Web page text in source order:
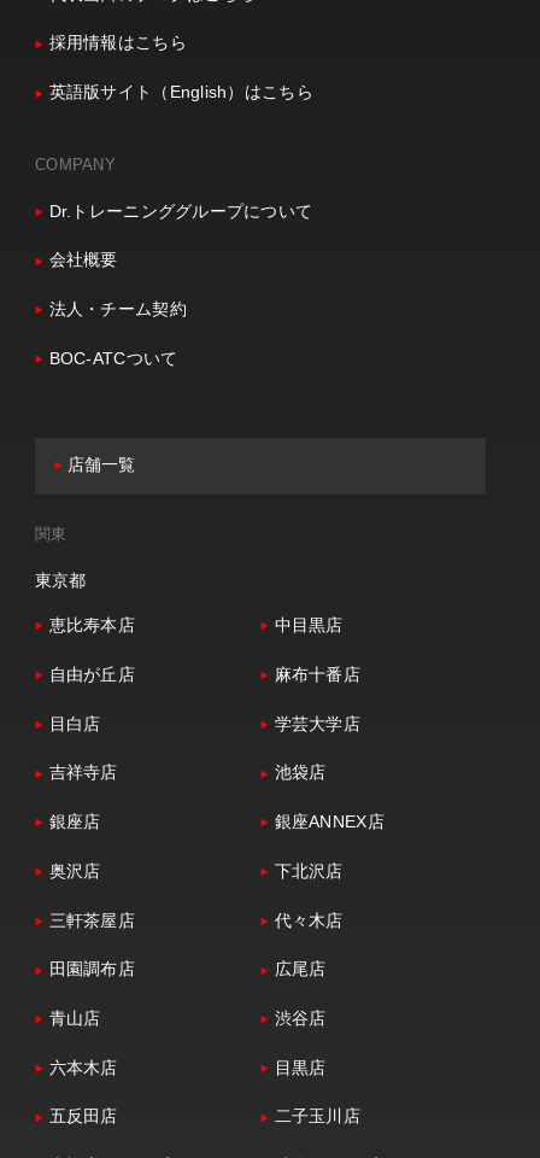
採用情報はこちら
英語版サイト（English）はこちら
COMPANY
Dr.トレーニンググループについて
会社概要
法人・チーム契約
BOC-ATCついて
店舗一覧
関東
東京都
恵比寿本店 中目黒店
自由が丘店 麻布十番店
目白店 学芸大学店
吉祥寺店 池袋店
銀座店 銀座ANNEX店
奥沢店 下北沢店
三軒茶屋店 代々木店
田園調布店 広尾店
青山店 渋谷店
六本木店 目黒店
五反田店 二子玉川店